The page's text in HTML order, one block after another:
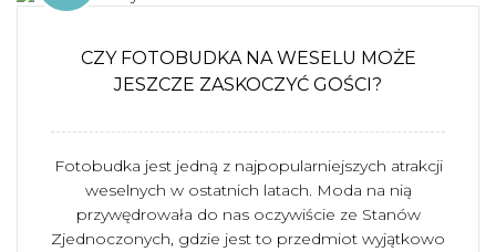
CZY FOTOBUDKA NA WESELU MOŻE
JESZCZE ZASKOCZYĆ GOŚCI?
Fotobudka jest jedną z najpopularniejszych atrakcji
weselnych w ostatnich latach. Moda na nią
przywędrowała do nas oczywiście ze Stanów
Zjednoczonych, gdzie jest to przedmiot wyjątkowo